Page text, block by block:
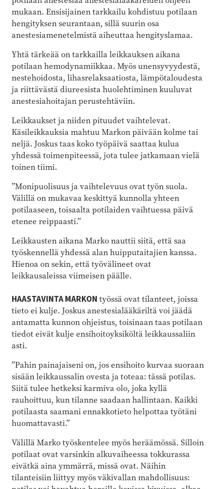
mukaan. Ensisijainen tarkkailu kohdistuu potilaan
hengityksen seurantaan, sillä suurin osa
anestesiamenetelmistä aiheuttaa hengityslamaa.
Yhtä tärkeää on tarkkailla leikkauksen aikana
potilaan hemodynamiikkaa. Myös unensyvyydestä,
nestehoidosta, lihasrelaksaatiosta, lämpötaloudesta
ja riittävästä diureesista huolehtiminen kuuluvat
anestesiahoitajan perustehtäviin.
Leikkaukset ja niiden pituudet vaihtelevat.
Käsileikkauksia mahtuu Markon päivään kolme tai
neljä. Joskus taas koko työpäivä saattaa kulua
yhdessä toimenpiteessä, jota tulee jatkamaan vielä
toinen tiimi.
”Monipuolisuus ja vaihtelevuus ovat työn suola.
Välillä on mukavaa keskittyä kunnolla yhteen
potilaaseen, toisaalta potilaiden vaihtuessa päivä
etenee reippaasti.”
Leikkausten aikana Marko nauttii siitä, että saa
työskennellä yhdessä alan huipputaitajien kanssa.
Hienoa on sekin, että työvälineet ovat
leikkausaleissa viimeisen päälle.
HAASTAVINTA MARKON työssä ovat tilanteet, joissa
tieto ei kulje. Joskus anestesialääkäriltä voi jäädä
antamatta kunnon ohjeistus, toisinaan taas potilaan
tiedot eivät kulje ensihoitoyksiköltä leikkaussaliin
asti.
”Pahin painajaiseni on, jos ensihoito kurvaa suoraan
sisään leikkaussalin ovesta ja toteaa: tässä potilas.
Siitä tulee hetkeksi karmiva olo, joka kyllä
rauhoittuu, kun tilanne saadaan hallintaan. Kaikki
potilaasta saamani ennakkotieto helpottaa työtäni
huomattavasti.”
Välillä Marko työskentelee myös heräämössä. Silloin
potilaat ovat varsinkin alkuvaiheessa tokkurassa
eivätkä aina ymmärrä, missä ovat. Näihin
tilanteisiin liittyy myös väkivallan mahdollisuus: